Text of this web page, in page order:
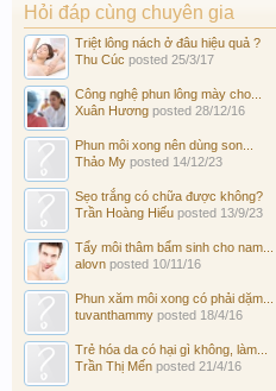
Hỏi đáp cùng chuyên gia
Triệt lông nách ở đâu hiệu quả ?
Thu Cúc posted 25/3/17
Công nghệ phun lông mày cho...
Xuân Hương posted 28/12/16
Phun môi xong nên dùng son...
Thảo My posted 14/12/23
Sẹo trắng có chữa được không?
Trần Hoàng Hiếu posted 13/9/23
Tẩy môi thâm bẩm sinh cho nam...
alovn posted 10/11/16
Phun xăm môi xong có phải dặm...
tuvanthammy posted 18/4/16
Trẻ hóa da có hại gì không, làm...
Trần Thị Mến posted 21/4/16